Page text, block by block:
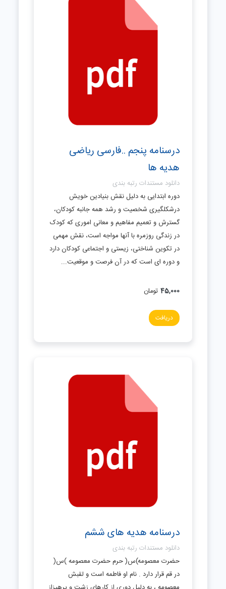
درسنامه پنجم ..فارسی ریاضی
هدیه ها
دانلود مستندات رتبه بندی
دوره ابتدایی به دلیل نقش بنیادین خویش
درشکلگیری شخصیت و رشد همه جانبه کودکان،
گسترش و تعمیم مفاهیم و معانی اموری که کودک
در زندگی روزمره با آنها مواجه است، نقش مهمی
در تکوین شناختی، زیستی و اجتماعی کودکان دارد
و دوره ای است که در آن فرصت و موقعیت...
45,000 تومان
دریافت
درسنامه هدیه های ششم
دانلود مستندات رتبه بندی
حضرت معصومه)س( حرم حضرت معصومه )س(
در قم قرار دارد . نام او فاطمه است و لقبش